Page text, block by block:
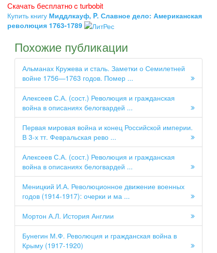
Скачать бесплатно c turbobit
Купить книгу Миддлкауф, P. Славное дело: Американская
революция 1763-1789
Похожие публикации
Альманах Кружева и сталь. Заметки о Семилетней
войне 1756—1763 годов. Помер ...
Алексеев С.А. (сост.) Революция и гражданская
война в описаниях белогвардей ...
Первая мировая война и конец Российской империи.
В 3-х тт. Февральская рево ...
Алексеев С.А. (сост.) Революция и гражданская
война в описаниях белогвардей ...
Меницкий И.А. Революционное движение военных
годов (1914-1917): очерки и ма ...
Мортон А.Л. История Англии
Бунегин М.Ф. Революция и гражданская война в
Крыму (1917-1920)